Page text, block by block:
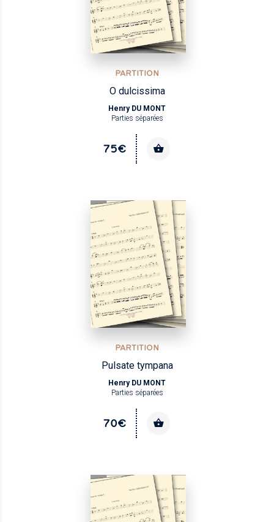
PARTITION
O dulcissima
Henry DU MONT
Parties séparées
75€
PARTITION
Pulsate tympana
Henry DU MONT
Parties séparées
70€